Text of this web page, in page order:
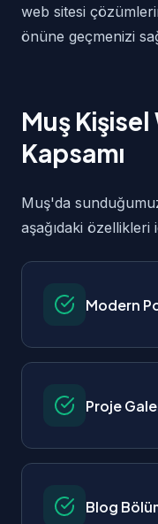
web sitesi
önüne geçmenizi
Muş
Kapsamı
Muş'da
aşağıdaki özellikleri
Modern
Proje
Blog